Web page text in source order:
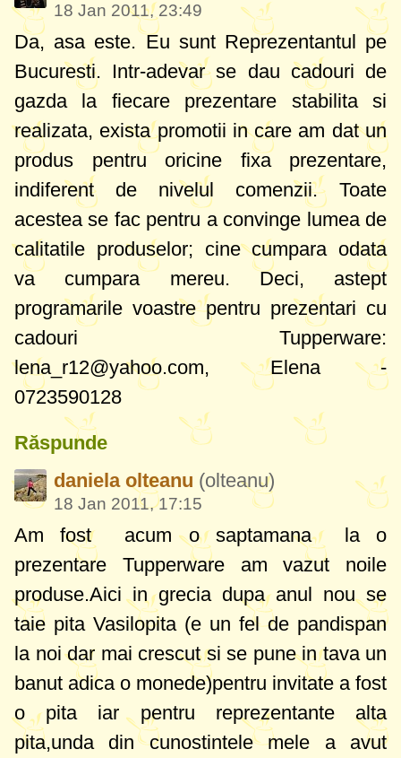
18 Jan 2011, 23:49
Da, asa este. Eu sunt Reprezentantul pe
Bucuresti. Intr-adevar se dau cadouri de
gazda la fiecare prezentare stabilita si
realizata, exista promotii in care am dat un
produs pentru oricine fixa prezentare,
indiferent de nivelul comenzii. Toate
acestea se fac pentru a convinge lumea de
calitatile produselor; cine cumpara odata
va cumpara mereu. Deci, astept
programarile voastre pentru prezentari cu
cadouri Tupperware:
lena_r12@yahoo.com, Elena -
0723590128
Răspunde
daniela olteanu (olteanu)
18 Jan 2011, 17:15
Am fost acum o saptamana la o
prezentare Tupperware am vazut noile
produse.Aici in grecia dupa anul nou se
taie pita Vasilopita (e un fel de pandispan
la noi dar mai crescut si se pune in tava un
banut adica o monede)pentru invitate a fost
o pita iar pentru reprezentante alta
pita,unda din cunostintele mele a avut